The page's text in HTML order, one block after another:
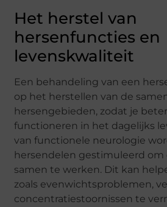
Het herstel van
hersenfuncties en
levenskwaliteit
Een behandeling van een
op het herstellen van de
hersengebieden, zodat je
functioneren in het dagelijks
van functionele neurologie
hersendelen gestimuleerd
samen te werken. Dit kan
zoals evenwichtsproblemen,
concentratiestoornissen te